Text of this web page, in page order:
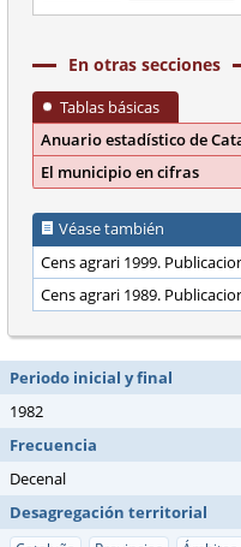
En otras secciones
Tablas básicas
Anuario estadístico de
El municipio en cifras
Véase también
Cens agrari 1999.
Cens agrari 1989.
Periodo inicial y final
1982
Frecuencia
Decenal
Desagregación territorial